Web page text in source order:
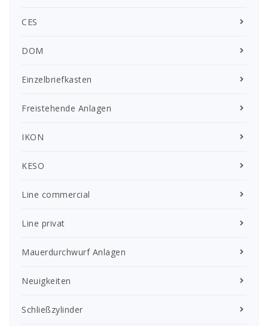
CES
DOM
Einzelbriefkasten
Freistehende Anlagen
IKON
KESO
Line commercial
Line privat
Mauerdurchwurf Anlagen
Neuigkeiten
Schließzylinder